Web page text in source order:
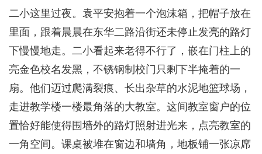
二小这里过夜。袁平安抱着一个泡沫箱，把帽子放在
里面，跟着晨晨在东华二路沿街还未停止发亮的路灯
下慢慢地走。二小看起来老得不行了，嵌在门柱上的
亮金色校名发黑，不锈钢制校门只剩下半掩着的一
扇。他们迈过爬满裂痕、长出杂草的水泥地篮球场，
走进教学楼一楼最角落的大教室。这间教室窗户的位
置恰好能使得围墙外的路灯照射进光来，点亮教室的
一角空间。课桌被堆在窗边和墙角，地板铺一张凉席